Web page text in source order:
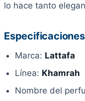
lo hace tanto
Marca: Lattafa
Línea: Khamrah
Nombre del